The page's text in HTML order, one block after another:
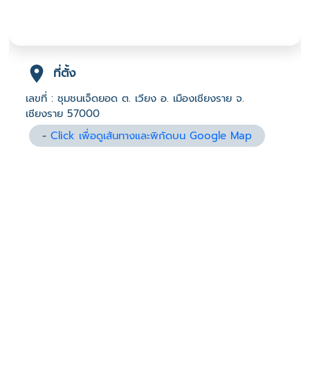
ที่ตั้ง
เลขที่ : ชุมชนเจ็ดยอด ต. เวียง อ. เมืองเชียงราย จ.
เชียงราย 57000
-Click เพื่อดูเส้นทางและพิกัดบน Google Map